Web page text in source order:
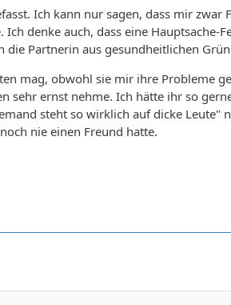
Ich kann nur sagen, dass mir zwar
denke auch, dass eine Hauptsache-
Partnerin aus gesundheitlichen
mag, obwohl sie mir ihre Probleme
ernst nehme. Ich hätte ihr so
steht so wirklich auf dicke Leute"
nie einen Freund hatte.